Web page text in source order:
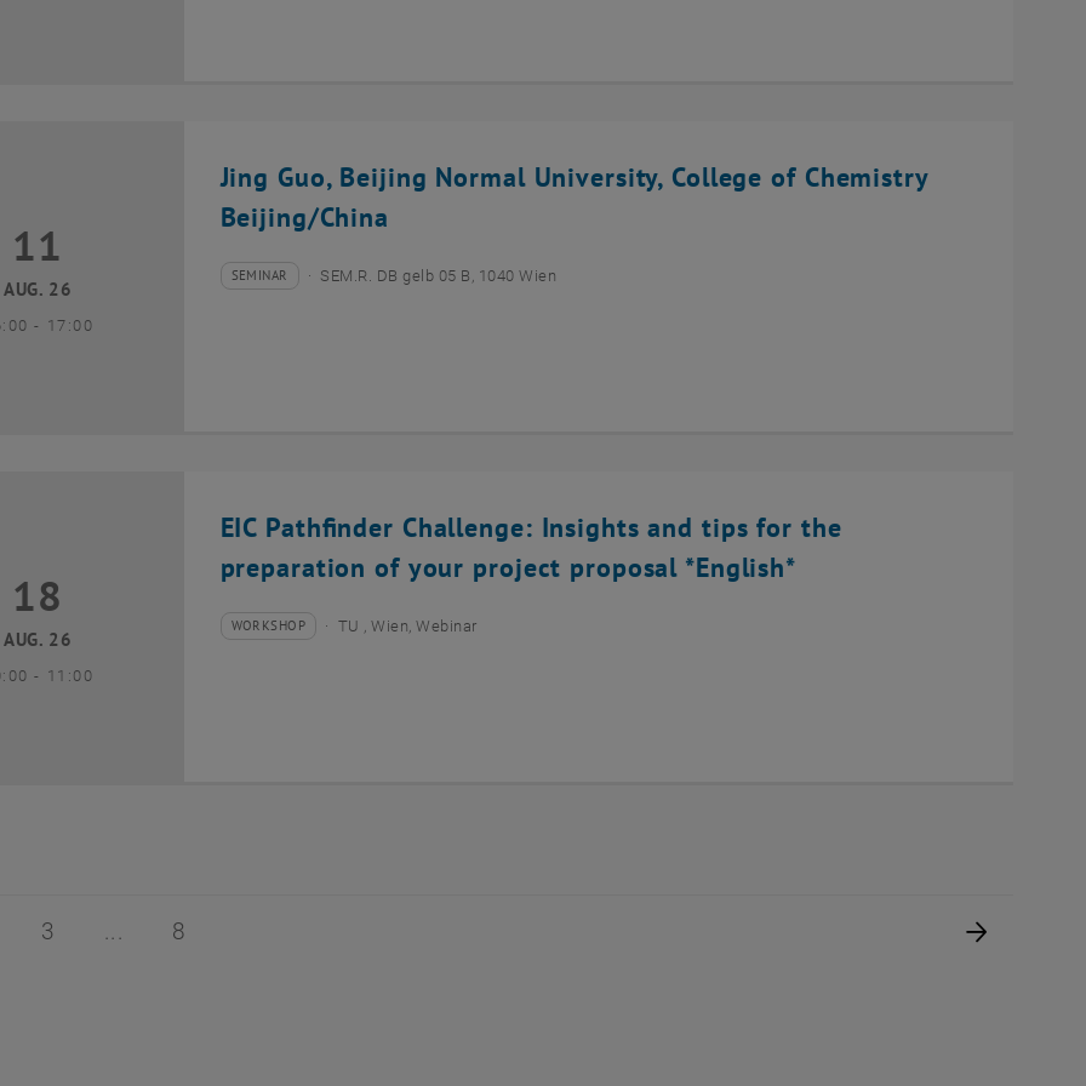
Jing Guo, Beijing Normal University, College of Chemistry
Beijing/China
August 2026
11
AUG. 26
- bis
17:00
Veranstaltungstyp:
SEMINAR
Veranstaltungsort:SEM.R. DB gelb 05 B, 1040 Wien
EIC Pathfinder Challenge: Insights and tips for the
preparation of your project proposal *English*
August 2026
18
AUG. 26
- bis
11:00
Veranstaltungstyp:
WORKSHOP
Veranstaltungsort:TU , Wien, Webinar
8
2 von 8
Seite 3 von 8
3 Seite 8 von 8
8